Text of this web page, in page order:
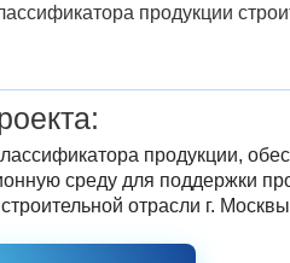
продукции
продукции,
среду для поддержки
отрасли г. Москвы